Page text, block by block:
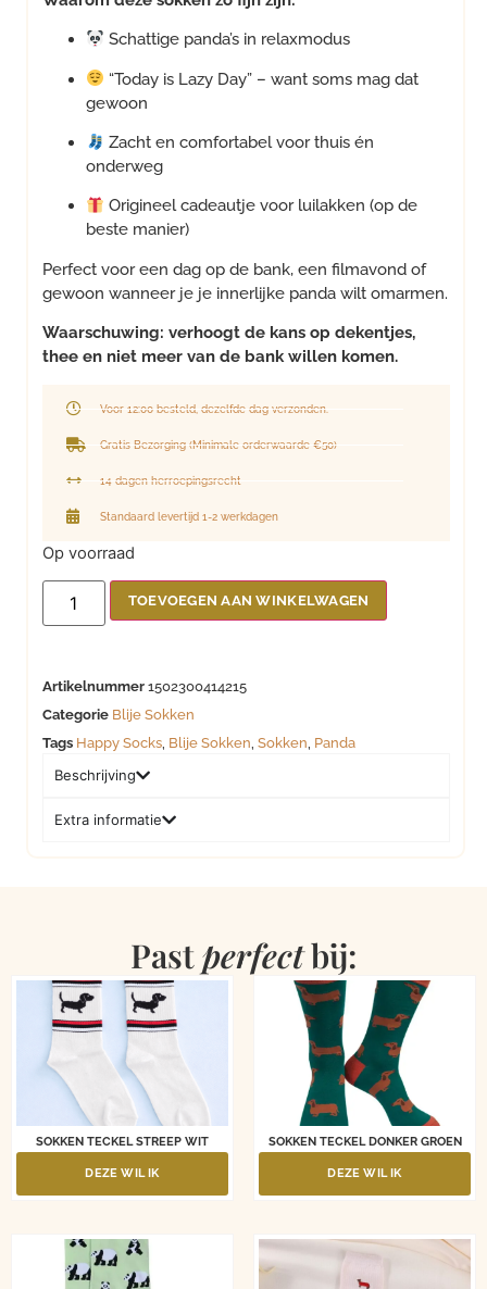
Schattige panda’s in relaxmodus
“Today is Lazy Day” – want soms mag dat
gewoon
Zacht en comfortabel voor thuis én
onderweg
Origineel cadeautje voor luilakken (op de
beste manier)
Perfect voor een dag op de bank, een filmavond of
gewoon wanneer je je innerlijke panda wilt omarmen.
Waarschuwing: verhoogt de kans op dekentjes,
thee en niet meer van de bank willen komen.
Voor 12:00 besteld, dezelfde dag verzonden.
Gratis Bezorging (Minimale orderwaarde €50)
14 dagen herroepingsrecht
Standaard levertijd 1-2 werkdagen
Op voorraad
TOEVOEGEN AAN WINKELWAGEN
Artikelnummer 1502300414215
Categorie Blije Sokken
Tags Happy Socks, Blije Sokken Sokken Panda
Beschrijving
Extra informatie
Pastperfectbij:
SOKKEN TECKEL STREEP WIT
DEZE WIL IK
SOKKEN TECKEL DONKER GROEN
DEZE WIL IK